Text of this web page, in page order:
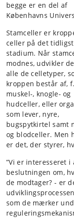
begge er en del af
Københavns
Stamceller er
celler på det
stadium. Når
modnes, udvikler
alle de celletyper,
kroppen består af,
muskel-, knogle- og
hudceller, eller
som lever, nyre,
bugspytkirtel samt
og blodceller. Men
er det, der styrer,
”Vi er interesseret
beslutningen om,
de modtager? - er
som de mærker